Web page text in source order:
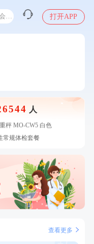
打开APP
人
胶糕传统口味400g
花香2号大米
性VIP体检套餐
业招工体检套餐
种维生素矿物质片1.5g*60片*2
能不锈钢刀具六件套装
式手持小风扇
秤 MO-CW5 白色
常规体检套餐
查看更多